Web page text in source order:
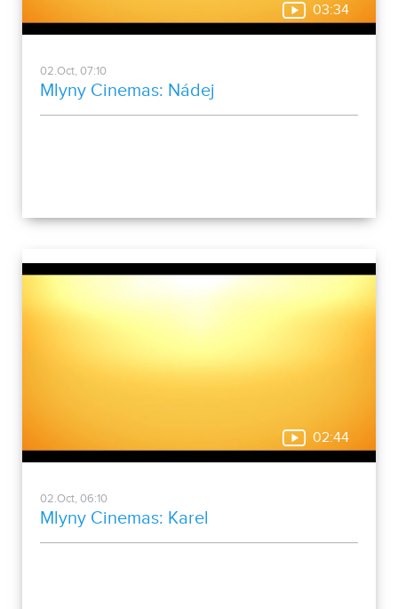
03:34
02.Oct, 07:10
Mlyny Cinemas: Nádej
02:44
02.Oct, 06:10
Mlyny Cinemas: Karel